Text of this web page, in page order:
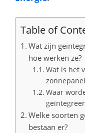
Table of
Wat zijn
hoe werken ze?
Wat is het
Waar
Welke soorten
bestaan er?